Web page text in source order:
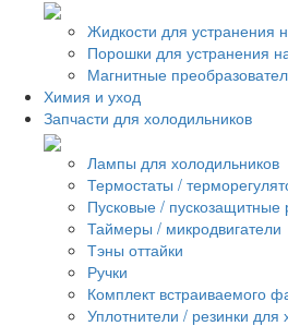
Жидкости для устранения
Порошки для устранения
Магнитные
Химия и уход
Запчасти для холодильников
Лампы для холодильников
Термостаты /
Пусковые / пускозащитные
Таймеры / микродвигатели
Тэны оттайки
Ручки
Комплект встраиваемого
Уплотнители / резинки для